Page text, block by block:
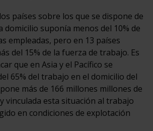
países sobre los que se dispone de
domicilio suponía menos del 10% de
empleadas, pero en 13 países
del 15% de la fuerza de trabajo. Es
que en Asia y el Pacífico se
65% del trabajo en el domicilio del
más de 166 millones millones de
vinculada esta situación al trabajo
en condiciones de explotación